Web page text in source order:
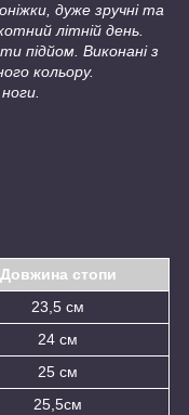
дуже зручні та
літній день.
підйом. Виконані з
кольору.
Довжина стопи
23,5 см
24 см
25 см
25,5см